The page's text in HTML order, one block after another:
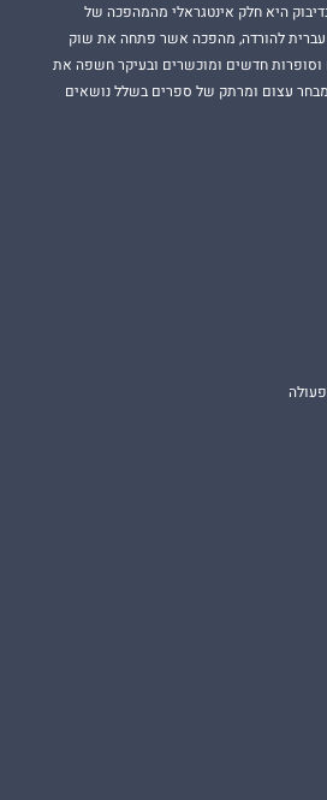
היא חלק אינטגראלי מהמהפכה של
להורדה, מהפכה אשר פתחה את שוק
וסופרות חדשים ומוכשרים ובעיקר חשפה את
עצום ומרתק של ספרים בשלל נושאים